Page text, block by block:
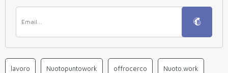
lavoro Nuotopuntowork offrocerco Nuoto.work